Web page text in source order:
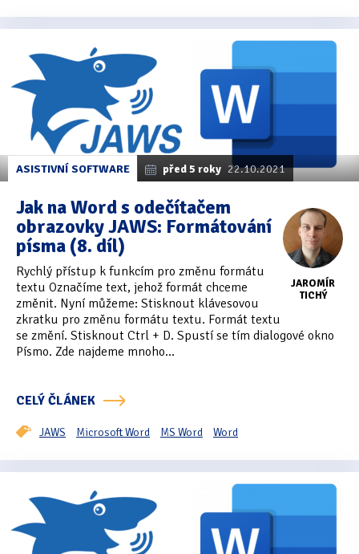
ASISTIVNÍ SOFTWARE před 5 roky 22.10.2021
JAROMÍR
TICHÝ
Jak na Word s odečítačem
obrazovky JAWS: Formátování
písma (8. díl)
Rychlý přístup k funkcím pro změnu formátu
textu Označíme text, jehož formát chceme
změnit. Nyní můžeme: Stisknout klávesovou
zkratku pro změnu formátu textu. Formát textu
se změní. Stisknout Ctrl + D. Spustí se tím dialogové okno
Písmo. Zde najdeme mnoho...
CELÝ ČLÁNEK
JAWS Microsoft Word MS Word Word